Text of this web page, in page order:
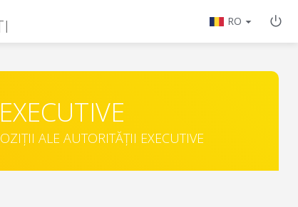
RO
ALE AUTORITĂȚII EXECUTIVE